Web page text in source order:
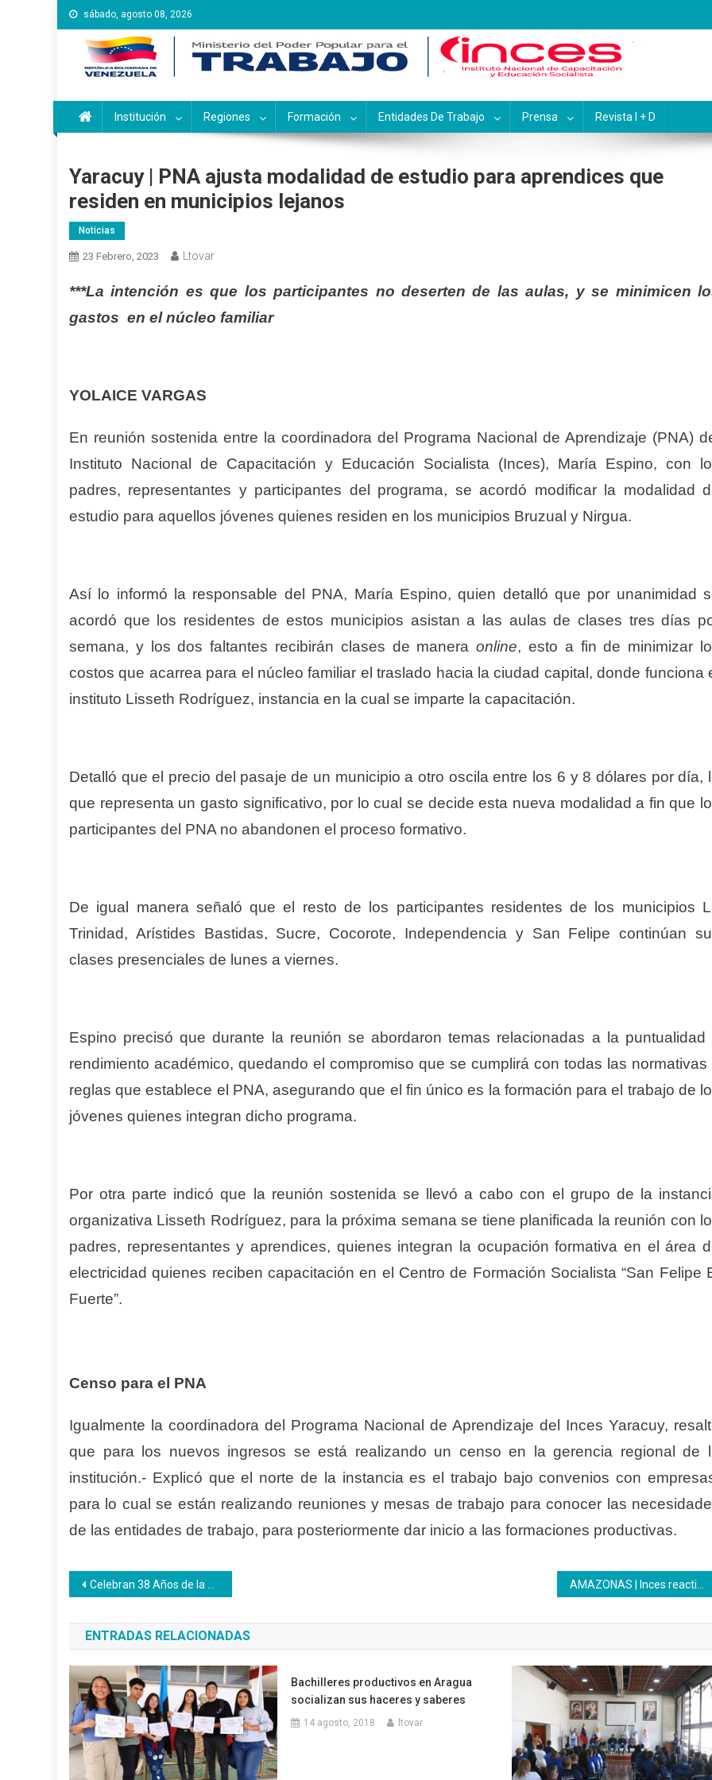
Saltar
al
contenido
sábado, agosto 08, 2026
Instituto Nacional de Capacitación y Educación
Inces
Institución Regiones Formación Entidades De Trabajo Prensa Revista I + D
Yaracuy | PNA ajusta modalidad de estudio para aprendices que
residen en municipios lejanos
Noticias
23 Febrero, 2023 Ltovar
***La intención es que los participantes no deserten de las aulas, y se minimicen
gastos en el núcleo familiar
YOLAICE VARGAS
En reunión sostenida entre la coordinadora del Programa Nacional de Aprendizaje (PNA)
Instituto Nacional de Capacitación y Educación Socialista (Inces), María Espino, con
padres, representantes y participantes del programa, se acordó modificar la modalidad
estudio para aquellos jóvenes quienes residen en los municipios Bruzual y Nirgua.
Así lo informó la responsable del PNA, María Espino, quien detalló que por unanimidad
acordó que los residentes de estos municipios asistan a las aulas de clases tres días
semana, y los dos faltantes recibirán clases de maneraonline, esto a fin de minimizar
costos que acarrea para el núcleo familiar el traslado hacia la ciudad capital, donde funciona
instituto Lisseth Rodríguez, instancia en la cual se imparte la capacitación.
Detalló que el precio del pasaje de un municipio a otro oscila entre los 6 y 8 dólares por día,
que representa un gasto significativo, por lo cual se decide esta nueva modalidad a fin que
participantes del PNA no abandonen el proceso formativo.
De igual manera señaló que el resto de los participantes residentes de los municipios
Trinidad, Arístides Bastidas, Sucre, Cocorote, Independencia y San Felipe continúan
clases presenciales de lunes a viernes.
Espino precisó que durante la reunión se abordaron temas relacionadas a la puntualidad
rendimiento académico, quedando el compromiso que se cumplirá con todas las normativas
reglas que establece el PNA, asegurando que el fin único es la formación para el trabajo de
jóvenes quienes integran dicho programa.
Por otra parte indicó que la reunión sostenida se llevó a cabo con el grupo de la
organizativa Lisseth Rodríguez, para la próxima semana se tiene planificada la reunión con
padres, representantes y aprendices, quienes integran la ocupación formativa en el área
electricidad quienes reciben capacitación en el Centro de Formación Socialista “San Felipe
Fuerte”.
Censo para el PNA
Igualmente la coordinadora del Programa Nacional de Aprendizaje del Inces Yaracuy,
que para los nuevos ingresos se está realizando un censo en la gerencia regional de
institución.- Explicó que el norte de la instancia es el trabajo bajo convenios con
para lo cual se están realizando reuniones y mesas de trabajo para conocer las
de las entidades de trabajo, para posteriormente dar inicio a las formaciones productivas.
Navegación
de
entradas
Celebran 38 Años de la siembra del cantautor falconiano Ali Primera
ENTRADAS RELACIONADAS
Bachilleres productivos en Aragua
socializan sus haceres y saberes
14 agosto, 2018 ltovar